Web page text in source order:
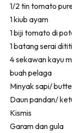
1/2 tin tomato
1 kiub ayam
1 biji tomato di
1 batang serai
4 sekawan kayu
buah pelaga
Minyak sapi/
Daun pandan/
Kismis
Garam dan gula